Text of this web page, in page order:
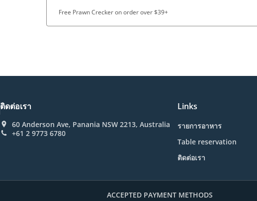
Free Prawn Crecker on order over $39+
ติดต่อเรา
60 Anderson Ave, Panania NSW 2213, Australia
+61 2 9773 6780
Links
รายการอาหาร
Table reservation
ติดต่อเรา
ACCEPTED PAYMENT METHODS